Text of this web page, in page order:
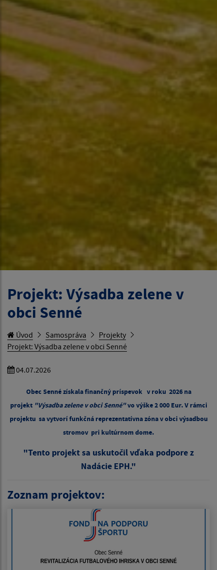
Projekt: Výsadba zelene v
obci Senné
Úvod Samospráva
Projekty
Projekt: Výsadba zelene v obci Senné
04.07.2026
Obec Senné získala finančný príspevok v roku 2026 na
projekt "Výsadba zelene v obci Senné"vo výške 2 000 Eur. V rámci
projektu sa vytvorí funkčná reprezentatívna zóna v obci výsadbou
stromov pri kultúrnom dome.
"Tento projekt sa uskutočil vďaka podpore z
Nadácie EPH."
Zoznam projektov: